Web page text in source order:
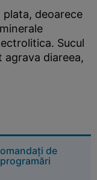
plata, deoarece
Sucul
agrava diareea,
de